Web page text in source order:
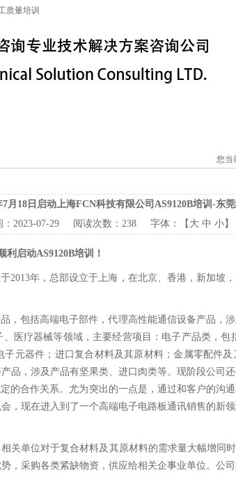
质量培训
您当
7月18日启动上海FCN科技有限公司AS9120B培训-东
2023-07-29阅读次数： 238 字体：【 大 中 小】
利启动AS9120B培训！
2013年，总部设立于上海，在北京、香港，新加坡
，包括高端电子部件，代理高性能通信设备产品，
医疗器械等领域，主要经营项目：电子产品类，包
元器件；进口复合材料及其原材料；金属零配件
品，涉及产品有坚果类、进口肉类等。现阶段公司
的合作关系。尤为突出的一点是，通过和客户的沟
，现在进入到了一个高端电子电路板通讯销售的新
关单位对于复合材料及其原材料的需求量大幅增同
，采购各类紧缺物资，供应给相关企事业单位。公